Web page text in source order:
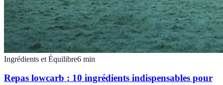
Ingrédients et Équilibre6 min
Repas lowcarb : 10 ingrédients indispensables pour